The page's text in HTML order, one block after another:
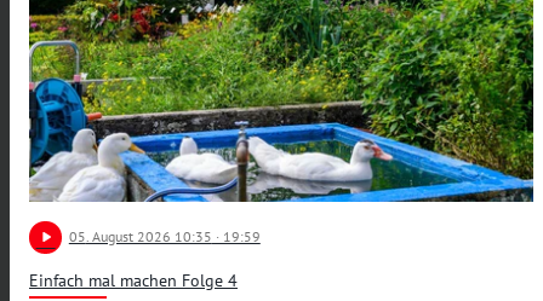
play_arrow 05. August 2026 10:35 · 19:59
Einfach mal machen Folge 4